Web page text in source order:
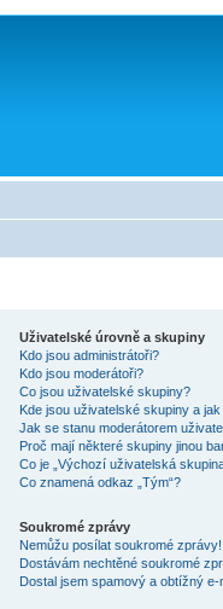
Uživatelské úrovně a skupiny
Kdo jsou administrátoři?
Kdo jsou moderátoři?
Co jsou uživatelské skupiny?
Kde jsou uživatelské skupiny a
Jak se stanu moderátorem
Proč mají některé skupiny jinou
Co je „Výchozí uživatelská
Co znamená odkaz „Tým“?
Soukromé zprávy
Nemůžu posílat soukromé zprávy!
Dostávám nechtěné soukromé
Dostal jsem spamový a obtížný e-